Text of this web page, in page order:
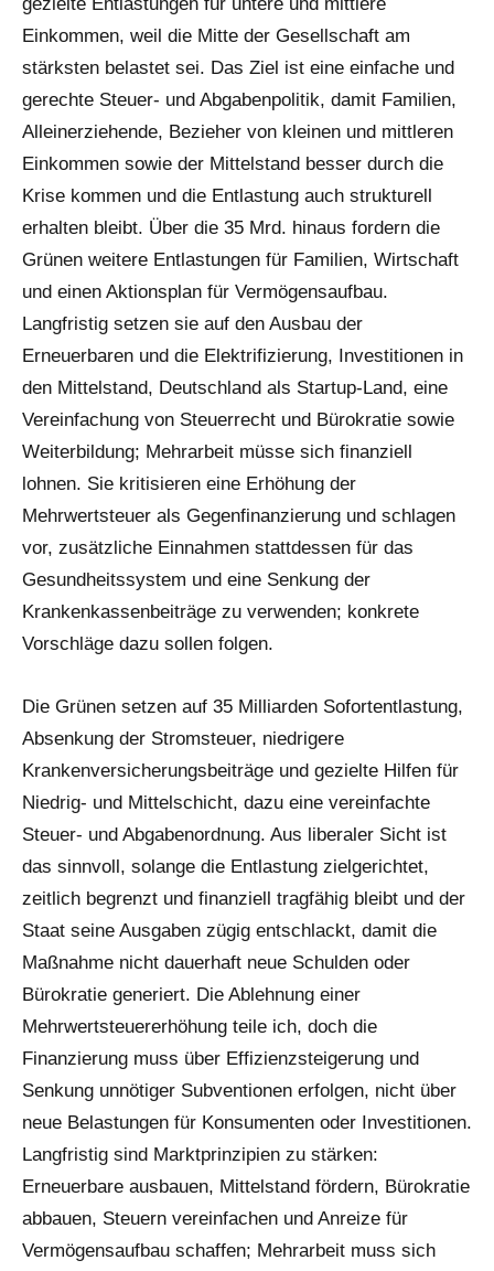
Einkommen, weil die Mitte der Gesellschaft am
stärksten belastet sei. Das Ziel ist eine einfache und
gerechte Steuer- und Abgabenpolitik, damit Familien,
Alleinerziehende, Bezieher von kleinen und mittleren
Einkommen sowie der Mittelstand besser durch die
Krise kommen und die Entlastung auch strukturell
erhalten bleibt. Über die 35 Mrd. hinaus fordern die
Grünen weitere Entlastungen für Familien, Wirtschaft
und einen Aktionsplan für Vermögensaufbau.
Langfristig setzen sie auf den Ausbau der
Erneuerbaren und die Elektrifizierung, Investitionen in
den Mittelstand, Deutschland als Startup-Land, eine
Vereinfachung von Steuerrecht und Bürokratie sowie
Weiterbildung; Mehrarbeit müsse sich finanziell
lohnen. Sie kritisieren eine Erhöhung der
Mehrwertsteuer als Gegenfinanzierung und schlagen
vor, zusätzliche Einnahmen stattdessen für das
Gesundheitssystem und eine Senkung der
Krankenkassenbeiträge zu verwenden; konkrete
Vorschläge dazu sollen folgen.
Die Grünen setzen auf 35 Milliarden Sofortentlastung,
Absenkung der Stromsteuer, niedrigere
Krankenversicherungsbeiträge und gezielte Hilfen für
Niedrig- und Mittelschicht, dazu eine vereinfachte
Steuer- und Abgabenordnung. Aus liberaler Sicht ist
das sinnvoll, solange die Entlastung zielgerichtet,
zeitlich begrenzt und finanziell tragfähig bleibt und der
Staat seine Ausgaben zügig entschlackt, damit die
Maßnahme nicht dauerhaft neue Schulden oder
Bürokratie generiert. Die Ablehnung einer
Mehrwertsteuererhöhung teile ich, doch die
Finanzierung muss über Effizienzsteigerung und
Senkung unnötiger Subventionen erfolgen, nicht über
neue Belastungen für Konsumenten oder Investitionen.
Langfristig sind Marktprinzipien zu stärken:
Erneuerbare ausbauen, Mittelstand fördern, Bürokratie
abbauen, Steuern vereinfachen und Anreize für
Vermögensaufbau schaffen; Mehrarbeit muss sich